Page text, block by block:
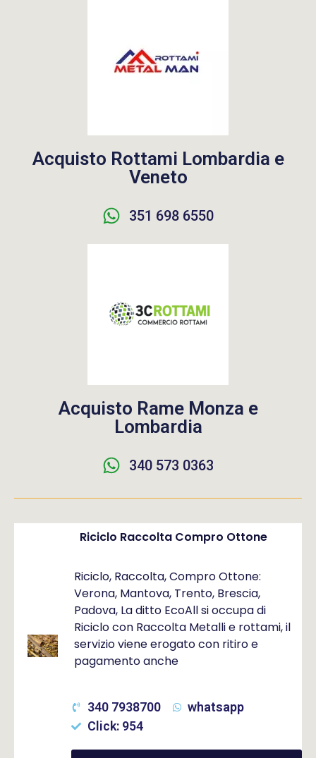
Acquisto Rottami Lombardia e
Veneto
351 698 6550
Acquisto Rame Monza e
Lombardia
340 573 0363
Riciclo Raccolta Compro Ottone
Riciclo, Raccolta, Compro Ottone:
Verona, Mantova, Trento, Brescia,
Padova, La ditto EcoAll si occupa di
Riciclo con Raccolta Metalli e rottami, il
servizio viene erogato con ritiro e
pagamento anche
340 7938700
whatsapp
Click: 954